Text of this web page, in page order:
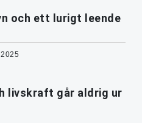
och ett lurigt leende
livskraft går aldrig ur